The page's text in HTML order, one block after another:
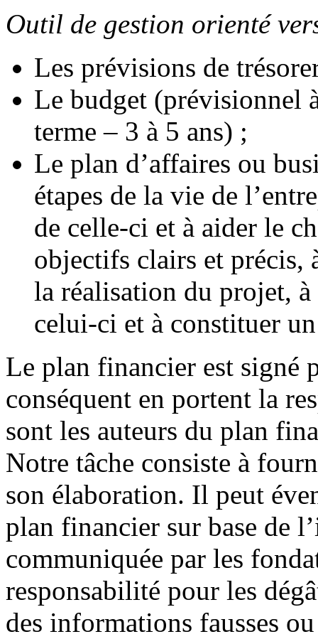
Outil de gestion orienté
Les prévisions de
Le budget (prévisionnel
terme – 3 à 5 ans) ;
Le plan d’affaires ou
étapes de la vie de
de celle-ci et à aider le
objectifs clairs et précis,
la réalisation du projet, à
celui-ci et à constituer
Le plan financier est signé
conséquent en portent la
sont les auteurs du plan
Notre tâche consiste à
son élaboration. Il peut
plan financier sur base de
communiquée par les
responsabilité pour les
des informations fausses